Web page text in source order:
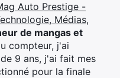
Auto Prestige -
Médias,
de mangas et
compteur, j'ai
9 ans, j'ai fait mes
pour la finale